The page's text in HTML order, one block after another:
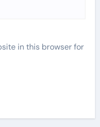
in this browser for